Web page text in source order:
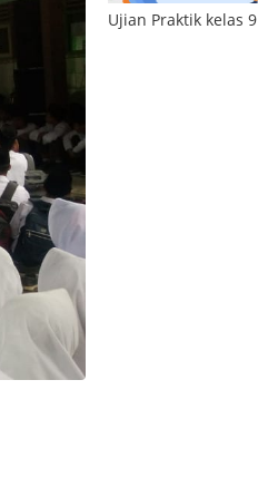
Ujian Praktik kelas 9